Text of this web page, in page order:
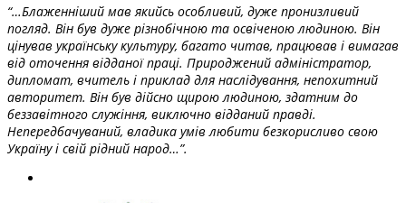
“…Блаженніший мав якийсь особливий, дуже пронизливий
погляд. Він був дуже різнобічною та освіченою людиною. Він
цінував українську культуру, багато читав, працював і вимагав
від оточення відданої праці. Природжений адміністратор,
дипломат, вчитель і приклад для наслідування, непохитний
авторитет. Він був дійсно щирою людиною, здатним до
беззавітного служіння, виключно відданий правді.
Непередбачуваний, владика умів любити безкорисливо свою
Україну і свій рідний народ…”.